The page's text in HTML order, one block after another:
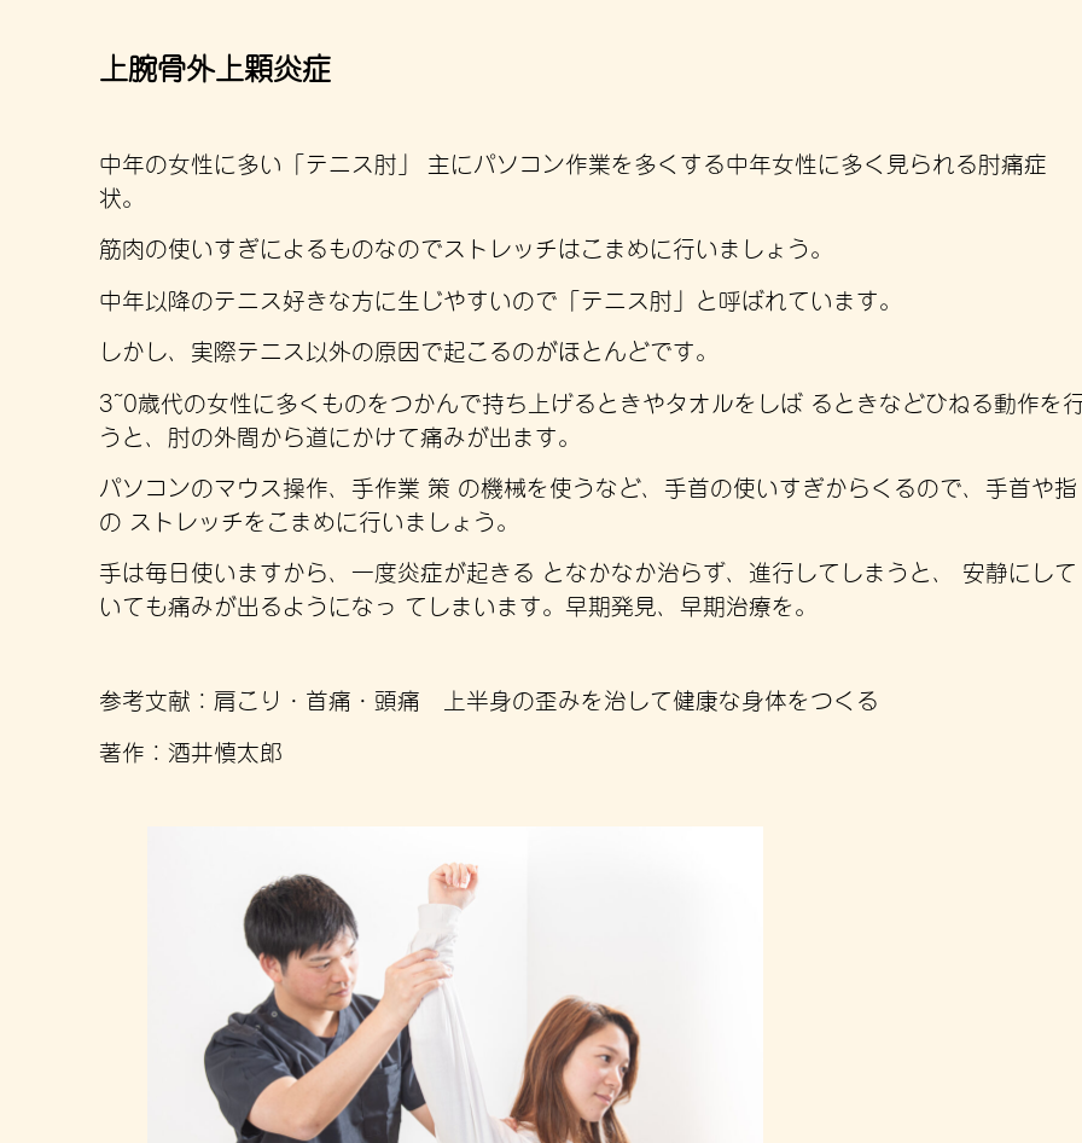
上腕骨外上顆炎症
中年の女性に多い「テニス肘」 主にパソコン作業を多くする中年女性に多く見られる肘痛症
状。
筋肉の使いすぎによるものなのでストレッチはこまめに行いましょう。
中年以降のテニス好きな方に生じやすいので「テニス肘」と呼ばれています。
しかし、実際テニス以外の原因で起こるのがほとんどです。
3~0歳代の女性に多くものをつかんで持ち上げるときやタオルをしば るときなどひねる動作を
うと、肘の外間から道にかけて痛みが出ます。
パソコンのマウス操作、手作業 策 の機械を使うなど、手首の使いすぎからくるので、手首や指
の ストレッチをこまめに行いましょう。
手は毎日使いますから、一度炎症が起きる となかなか治らず、進行してしまうと、 安静にして
いても痛みが出るようになっ てしまいます。早期発見、早期治療を。
参考文献：肩こり・首痛・頭痛 上半身の歪みを治して健康な身体をつくる
著作：酒井慎太郎